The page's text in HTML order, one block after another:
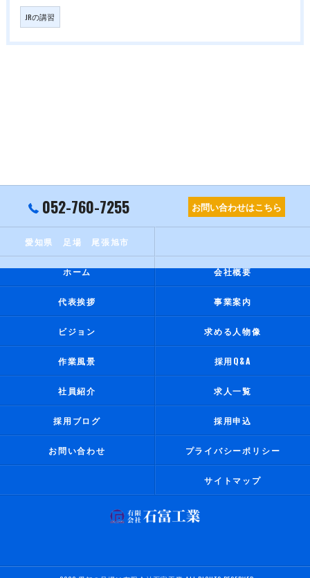
JRの講習
052-760-7255 お問い合わせはこちら
愛知県 足場 尾張旭市
ホーム 会社概要
代表挨拶 事業案内
ビジョン 求める人物像
作業風景 採用Q&A
社員紹介 求人一覧
採用ブログ 採用申込
お問い合わせ プライバシーポリシー
サイトマップ